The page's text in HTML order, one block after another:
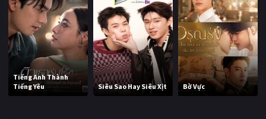
Tiếng Anh Thành
Tiếng Yêu
Siêu Sao Hay Siêu Xịt Bờ Vực